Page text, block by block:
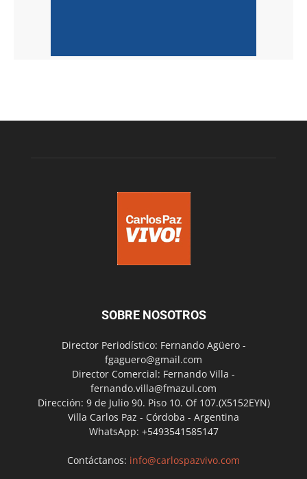
SOBRE NOSOTROS
Director Periodístico: Fernando Agüero -
fgaguero@gmail.com
Director Comercial: Fernando Villa -
fernando.villa@fmazul.com
Dirección: 9 de Julio 90. Piso 10. Of 107.(X5152EYN)
Villa Carlos Paz - Córdoba - Argentina
WhatsApp: +5493541585147
Contáctanos: info@carlospazvivo.com